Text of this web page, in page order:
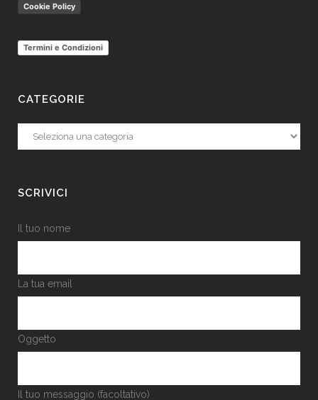
Cookie Policy
Termini e Condizioni
CATEGORIE
Categorie
SCRIVICI
Il tuo nome
La tua email
Oggetto
Il tuo messaggio (facoltativo)